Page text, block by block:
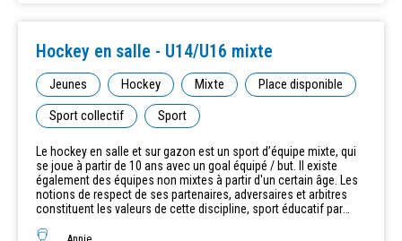
Hockey en salle - U14/U16 mixte
Jeunes Hockey Mixte
Place disponible
Sport collectif
Sport
Le hockey en salle et sur gazon est un sport d’équipe mixte, qui
se joue à partir de 10 ans avec un goal équipé / but. Il existe
également des équipes non mixtes à partir d'un certain âge. Les
notions de respect de ses partenaires, adversaires et arbitres
constituent les valeurs de cette discipline, sport éducatif par
est moins connu en France bien que très ancien. Le hockey sur